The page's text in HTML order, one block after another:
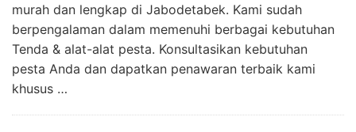
murah dan lengkap di Jabodetabek. Kami sudah
berpengalaman dalam memenuhi berbagai kebutuhan
Tenda & alat-alat pesta. Konsultasikan kebutuhan
pesta Anda dan dapatkan penawaran terbaik kami
khusus …